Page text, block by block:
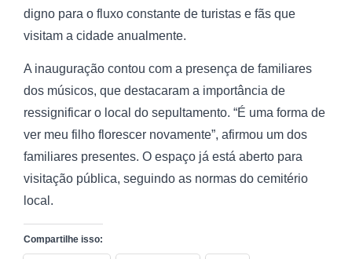
digno para o fluxo constante de turistas e fãs que
visitam a cidade anualmente.
A inauguração contou com a presença de familiares
dos músicos, que destacaram a importância de
ressignificar o local do sepultamento. “É uma forma de
ver meu filho florescer novamente”, afirmou um dos
familiares presentes. O espaço já está aberto para
visitação pública, seguindo as normas do cemitério
local.
Compartilhe isso: